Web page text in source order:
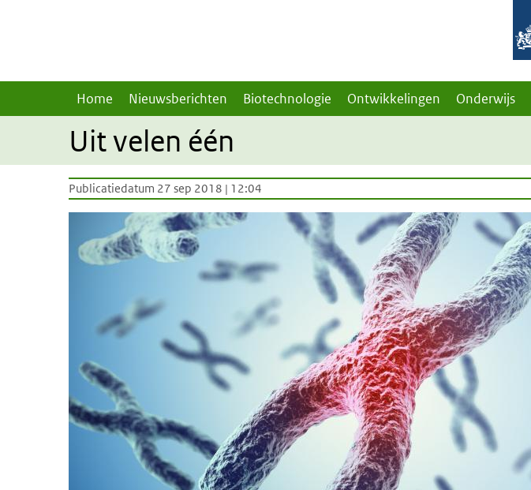
Home Nieuwsberichten Biotechnologie Ontwikkelingen Onderwijs
Uit velen één
Publicatiedatum 27 sep 2018 | 12:04